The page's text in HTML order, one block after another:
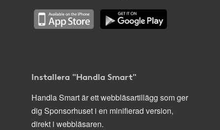
Installera "Handla Smart"
Handla Smart är ett webbläsartillägg som ger
dig Sponsorhuset i en minifierad version,
direkt i webbläsaren.